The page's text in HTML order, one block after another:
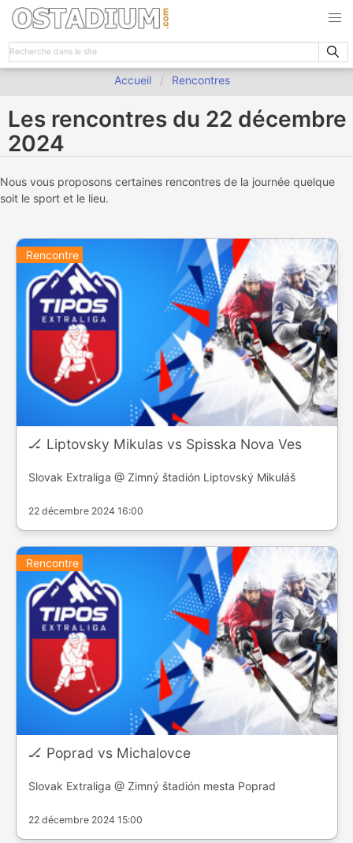
Accueil Rencontres
Les rencontres du 22 décembre
2024
Nous vous proposons certaines rencontres de la journée quelque
soit le sport et le lieu.
Rencontre
🏒 Liptovsky Mikulas vs Spisska Nova Ves
Slovak Extraliga @ Zimný štadión Liptovský Mikuláš
22 décembre 2024 16:00
Rencontre
🏒 Poprad vs Michalovce
Slovak Extraliga @ Zimný štadión mesta Poprad
22 décembre 2024 15:00